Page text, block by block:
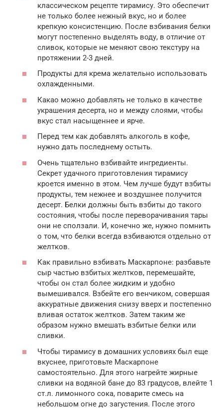
классическом рецепте тирамису. Это обеспечит
не только более нежный вкус, но и более
крепкую консистенцию. После взбивания белки
могут постепенно выделять воду, в отличие от
сливок, которые не меняют свою текстуру на
протяжении 2-3 дней.
Продукты для крема желательно использовать
охлажденными.
Какао можно добавлять не только в качестве
украшения десерта, но и между слоями, чтобы
вкус стал насыщеннее и ярче.
Перед тем как добавлять алкоголь в кофе,
нужно дать последнему остыть.
Очень тщательно взбивайте ингредиенты.
Секрет удачного приготовления тирамису
кроется именно в этом. Чем лучше будут взбиты
продукты, тем нежнее и воздушнее получится
десерт. Белки должны быть взбиты до такого
состояния, чтобы после переворачивания тары
они не сползали. И, конечно же, нужно помнить
о том, что белки всегда взбиваются отдельно от
желтков.
Как правильно взбивать Маскарпоне: разбавьте
сыр частью взбитых желтков, перемешайте,
чтобы он стал более жидким и удобно
вымешивался. Взбейте его венчиком, совершая
аккуратные движения снизу вверх и постепенно
вливая остаток желтков. Затем таким же
образом нужно вмешать взбитые белки или
сливки.
Чтобы тирамису в домашних условиях был еще
вкуснее, приготовьте Маскарпоне
самостоятельно. Для этого нагрейте жирные
сливки на водяной бане до 83 градусов, влейте 1
ст.л. лимонного сока, поварите смесь на
небольшом огне до загустения. После этого